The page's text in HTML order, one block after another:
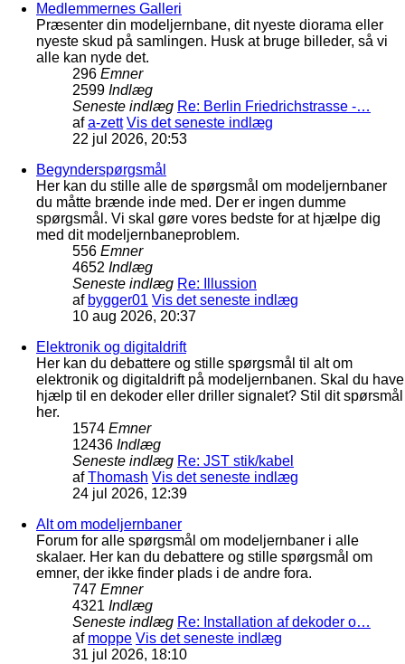
Medlemmernes Galleri
Præsenter din modeljernbane, dit nyeste diorama eller
nyeste skud på samlingen. Husk at bruge billeder, så vi
alle kan nyde det.
296 Emner
2599 Indlæg
Seneste indlæg Re: Berlin Friedrichstrasse -…
afa-zett Vis det seneste indlæg
22 jul 2026, 20:53
Begynderspørgsmål
Her kan du stille alle de spørgsmål om modeljernbaner
du måtte brænde inde med. Der er ingen dumme
spørgsmål. Vi skal gøre vores bedste for at hjælpe dig
med dit modeljernbaneproblem.
556 Emner
4652 Indlæg
Seneste indlæg Re: Illussion
af bygger01 Vis det seneste indlæg
10 aug 2026, 20:37
Elektronik og digitaldrift
Her kan du debattere og stille spørgsmål til alt om
elektronik og digitaldrift på modeljernbanen. Skal du have
hjælp til en dekoder eller driller signalet? Stil dit spørsmål
her.
1574 Emner
12436 Indlæg
Seneste indlæg Re: JST stik/kabel
afThomash Vis det seneste indlæg
24 jul 2026, 12:39
Alt om modeljernbaner
Forum for alle spørgsmål om modeljernbaner i alle
skalaer. Her kan du debattere og stille spørgsmål om
emner, der ikke finder plads i de andre fora.
747 Emner
4321 Indlæg
Seneste indlæg Re: Installation af dekoder o…
af moppe Vis det seneste indlæg
31 jul 2026, 18:10